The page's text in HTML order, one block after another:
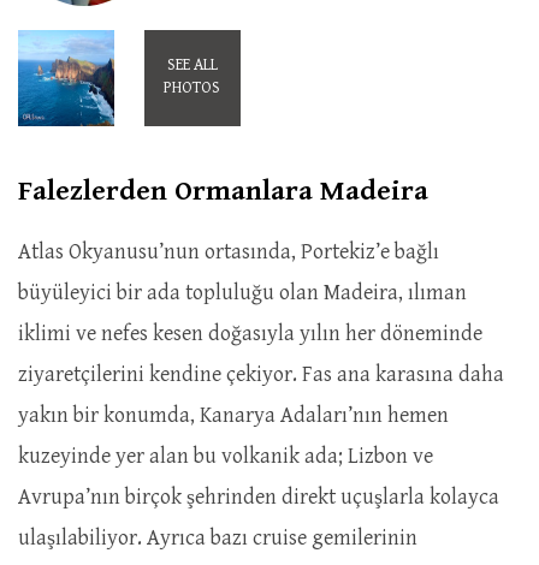
SEE ALL
PHOTOS
Falezlerden Ormanlara Madeira
Atlas Okyanusu’nun ortasında, Portekiz’e bağlı
büyüleyici bir ada topluluğu olan Madeira, ılıman
iklimi ve nefes kesen doğasıyla yılın her döneminde
ziyaretçilerini kendine çekiyor. Fas ana karasına daha
yakın bir konumda, Kanarya Adaları’nın hemen
kuzeyinde yer alan bu volkanik ada; Lizbon ve
Avrupa’nın birçok şehrinden direkt uçuşlarla kolayca
ulaşılabiliyor. Ayrıca bazı cruise gemilerinin